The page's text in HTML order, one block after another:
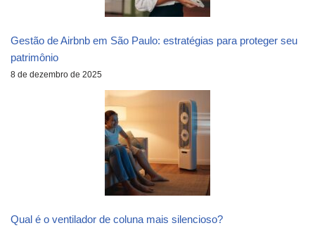
Gestão de Airbnb em São Paulo: estratégias para proteger seu
patrimônio
8 de dezembro de 2025
Qual é o ventilador de coluna mais silencioso?